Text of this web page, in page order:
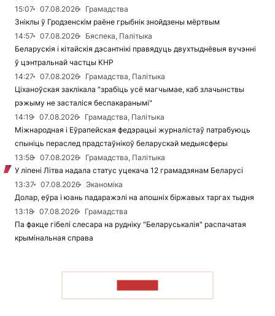
15:07
07.08.2026
Грамадства
Зніклы ў Гродзенскім раёне грыбнік знойдзены мёртвым
14:57
07.08.2026
Бяспека, Палітыка
Беларускія і кітайскія дэсантнікі правядуць двухтыднёвыя вучэнні
ў цэнтральнай частцы КНР
14:27
07.08.2026
Грамадства, Палітыка
Ціханоўская заклікала "зрабіць усё магчымае, каб злачынствы
рэжыму не засталіся беспакаранымі"
14:19
07.08.2026
Грамадства, Палітыка
Міжнародная і Еўрапейская федэрацыі журналістаў патрабуюць
спыніць пераслед прадстаўнікоў беларускай медыясферы
13:58
07.08.2026
Грамадства, Палітыка
У ліпені Літва надала статус уцекача 12 грамадзянам Беларусі
13:37
07.08.2026
Эканоміка
Долар, еўра і юань падаражэлі на апошніх біржавых таргах тыдня
13:18
07.08.2026
Грамадства
Па факце гібелі слесара на рудніку "Беларуськалія" распачатая
крымінальная справа